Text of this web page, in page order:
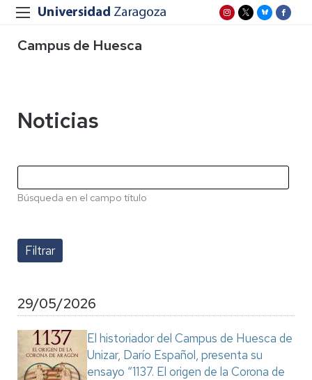
Campus de Huesca
Noticias
Búsqueda en el campo título
29/05/2026
El historiador del Campus de Huesca de
Unizar, Darío Español, presenta su
ensayo “1137. El origen de la Corona de